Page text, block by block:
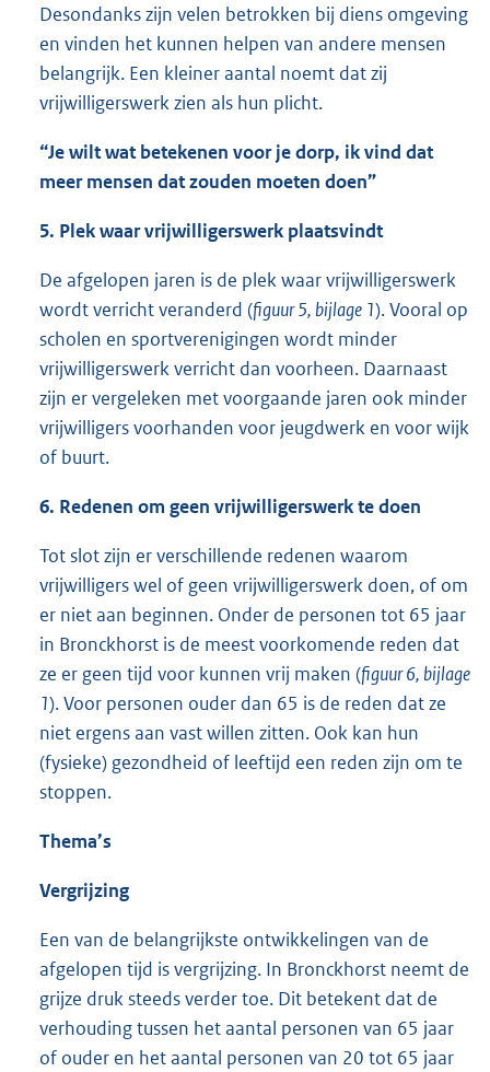
Desondanks zijn velen betrokken bij diens omgeving
en vinden het kunnen helpen van andere mensen
belangrijk. Een kleiner aantal noemt dat zij
vrijwilligerswerk zien als hun plicht.
“Je wilt wat betekenen voor je dorp, ik vind dat
meer mensen dat zouden moeten doen”
5. Plek waar vrijwilligerswerk plaatsvindt
De afgelopen jaren is de plek waar vrijwilligerswerk
wordt verricht veranderd (figuur 5, bijlage 1). Vooral op
scholen en sportverenigingen wordt minder
vrijwilligerswerk verricht dan voorheen. Daarnaast
zijn er vergeleken met voorgaande jaren ook minder
vrijwilligers voorhanden voor jeugdwerk en voor wijk
of buurt.
6. Redenen om geen vrijwilligerswerk te doen
Tot slot zijn er verschillende redenen waarom
vrijwilligers wel of geen vrijwilligerswerk doen, of om
er niet aan beginnen. Onder de personen tot 65 jaar
in Bronckhorst is de meest voorkomende reden dat
ze er geen tijd voor kunnen vrij maken (figuur 6, bijlage
1). Voor personen ouder dan 65 is de reden dat ze
niet ergens aan vast willen zitten. Ook kan hun
(fysieke) gezondheid of leeftijd een reden zijn om te
stoppen.
Thema’s
Vergrijzing
Een van de belangrijkste ontwikkelingen van de
afgelopen tijd is vergrijzing. In Bronckhorst neemt de
grijze druk steeds verder toe. Dit betekent dat de
verhouding tussen het aantal personen van 65 jaar
of ouder en het aantal personen van 20 tot 65 jaar